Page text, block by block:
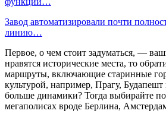
Завод автоматизировали почти
линию…
Первое, о чем стоит задуматься, —
нравятся исторические места, то
маршруты, включающие старинные
культурой, например, Прагу,
больше динамики? Тогда выбирайте
мегаполисах вроде Берлина,